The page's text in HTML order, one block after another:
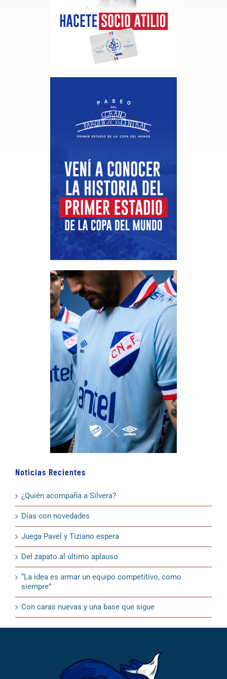
Noticias Recientes
¿Quién acompaña a Silvera?
Días con novedades
Juega Pavel y Tiziano espera
Del zapato al último aplauso
“La idea es armar un equipo competitivo, como
siempre”
Con caras nuevas y una base que sigue